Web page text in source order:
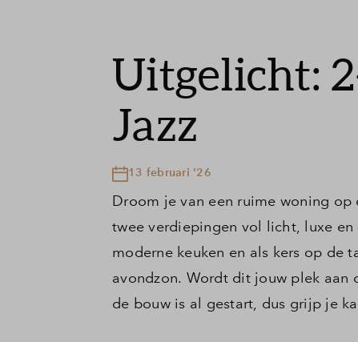
Uitgelicht:
Jazz
13 februari '26
Droom je van een ruime woning op
twee verdiepingen vol licht, luxe
moderne keuken en als kers op de
avondzon. Wordt dit jouw plek aan
de bouw is al gestart, dus grijp je